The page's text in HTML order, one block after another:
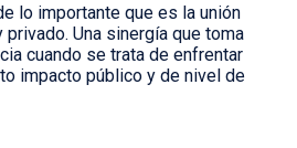
lo importante que es la unión
Una sinergía que toma
cuando se trata de enfrentar
impacto público y de nivel de